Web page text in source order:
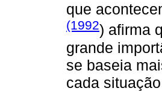
que
(1992) afirma
grande
se baseia
cada